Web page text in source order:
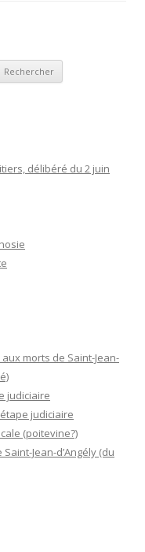
délibéré du 2 juin
morts de Saint-Jean-
judiciaire
judiciaire
(poitevine?)
Jean-d’Angély (du